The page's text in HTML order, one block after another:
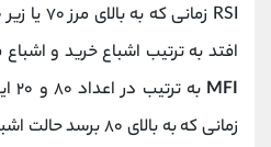
افتد به ترتیب اشباع خرید و
MFI
به